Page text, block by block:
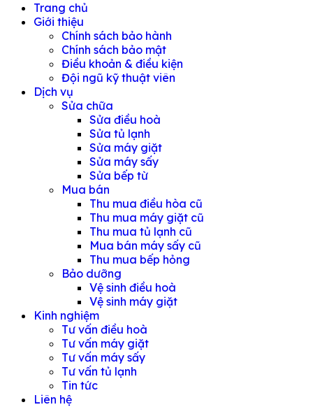
Chuyên sửa máy giặt, tủ lạnh, điều hoà tại Đà Nẵng
Trang chủ
Giới thiệu
Chính sách bảo hành
Chính sách bảo mật
Điều khoản & điều kiện
Đội ngũ kỹ thuật viên
Dịch vụ
Sửa chữa
Sửa điều hoà
Sửa tủ lạnh
Sửa máy giặt
Sửa máy sấy
Sửa bếp từ
Mua bán
Thu mua điều hòa cũ
Thu mua máy giặt cũ
Thu mua tủ lạnh cũ
Mua bán máy sấy cũ
Thu mua bếp hỏng
Bảo dưỡng
Vệ sinh điều hoà
Vệ sinh máy giặt
Kinh nghiệm
Tư vấn điều hoà
Tư vấn máy giặt
Tư vấn máy sấy
Tư vấn tủ lạnh
Tin tức
Liên hệ